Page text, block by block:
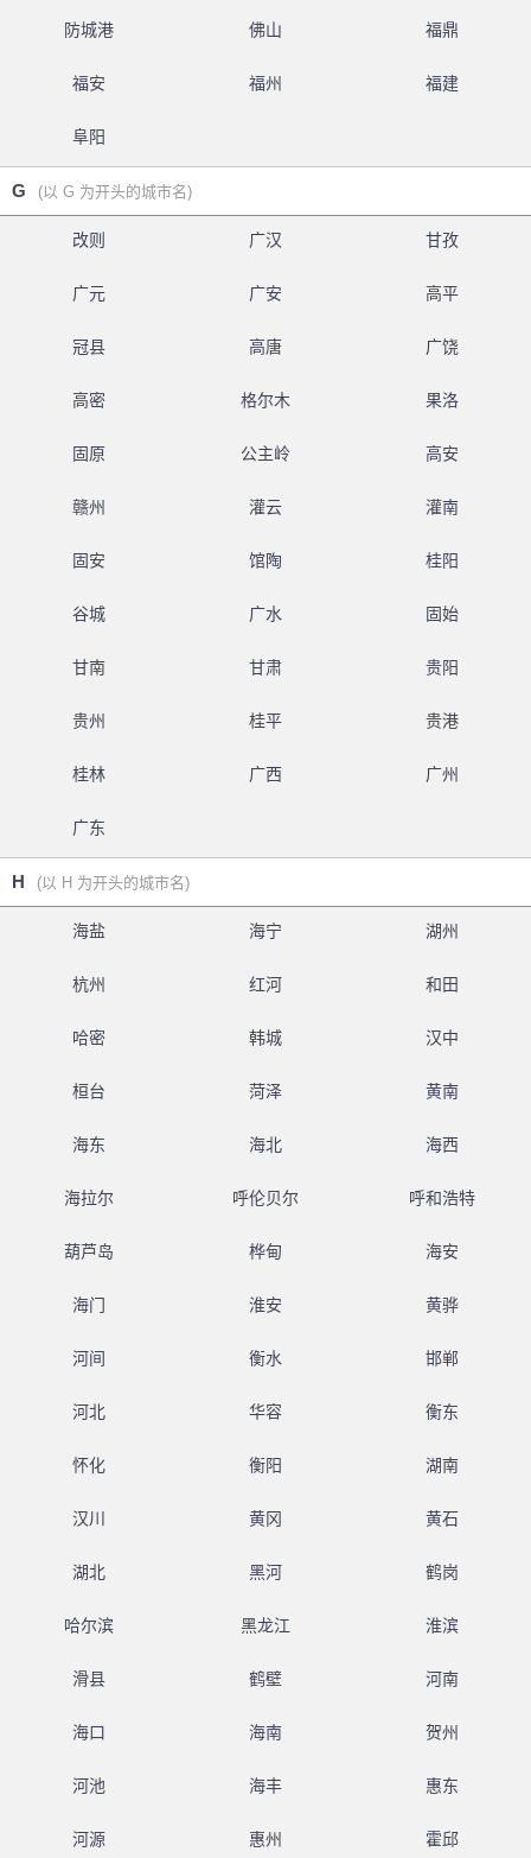
防城港 佛山 福鼎
福安 福州 福建
阜阳
G (以 G 为开头的城市名)
改则 广汉 甘孜
广元 广安 高平
冠县 高唐 广饶
高密 格尔木 果洛
固原 公主岭 高安
赣州 灌云 灌南
固安 馆陶 桂阳
谷城 广水 固始
甘南 甘肃 贵阳
贵州 桂平 贵港
桂林 广西 广州
广东
H (以 H 为开头的城市名)
海盐 海宁 湖州
杭州 红河 和田
哈密 韩城 汉中
桓台 菏泽 黄南
海东 海北 海西
海拉尔 呼伦贝尔 呼和浩特
葫芦岛 桦甸 海安
海门 淮安 黄骅
河间 衡水 邯郸
河北 华容 衡东
怀化 衡阳 湖南
汉川 黄冈 黄石
湖北 黑河 鹤岗
哈尔滨 黑龙江 淮滨
滑县 鹤壁 河南
海口 海南 贺州
河池 海丰 惠东
河源 惠州 霍邱